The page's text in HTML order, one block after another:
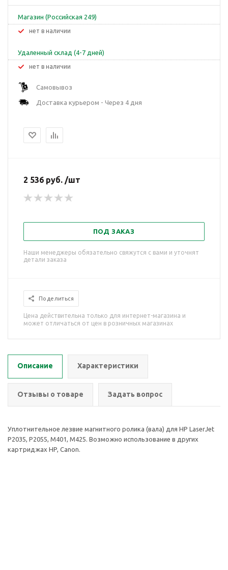
Магазин (Российская 249)
Нет в наличии
Удаленный склад (4-7 дней)
Нет в наличии
Самовывоз
Доставка курьером - Через 4 дня
2 536 руб. /шт
ПОД ЗАКАЗ
Наши менеджеры обязательно свяжутся с вами и уточнят
детали заказа
Поделиться
Цена действительна только для интернет-магазина и
может отличаться от цен в розничных магазинах
Описание Характеристики
Отзывы о товаре Задать вопрос
Уплотнительное лезвие магнитного ролика (вала) для HP LaserJet
P2035, P2055, M401, M425. Возможно использование в других
картриджах HP, Canon.